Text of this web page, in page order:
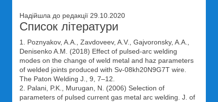
Надійшла до редакції 29.10.2020
Список літератури
1. Poznyakov, A.A., Zavdoveev, A.V., Gajvoronsky, A.A.,
Denisenko A.M. (2018) Effect of pulsed-arc welding
modes on the change of weld metal and haz parameters
of welded joints produced with Sv-08kh20N9G7T wire.
The Paton Welding J., 9, 7–12.
2. Palani, P.K., Murugan, N. (2006) Selection of
parameters of pulsed current gas metal arc welding. J. of